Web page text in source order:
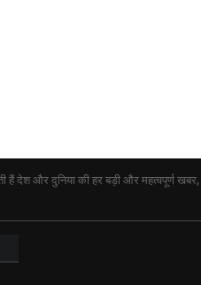
देश और दुनिया की हर बड़ी और महत्वपूर्ण